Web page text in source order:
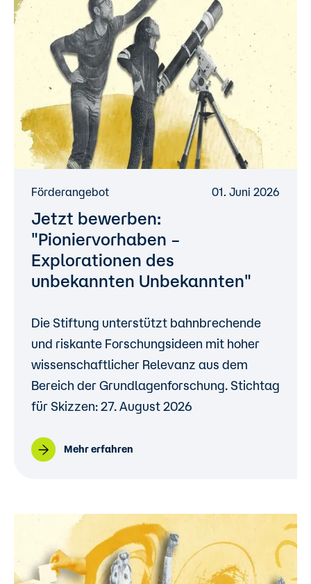
Förderangebot 01. Juni 2026
Jetzt bewerben:
"Pioniervorhaben –
Explorationen des
unbekannten Unbekannten"
Die Stiftung unterstützt bahnbrechende
und riskante Forschungsideen mit hoher
wissenschaftlicher Relevanz aus dem
Bereich der Grundlagenforschung. Stichtag
für Skizzen: 27. August 2026
Mehr erfahren